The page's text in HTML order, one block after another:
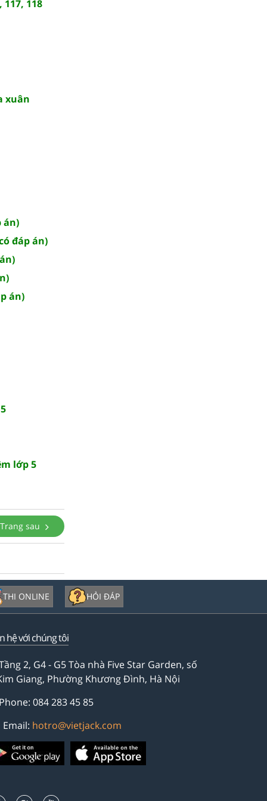
117, 118
xuân
án)
đáp án)
án)
lớp 5
Trang sau
THI ONLINE HỎI ĐÁP
hệ với chúng tôi
2, G4 - G5 Tòa nhà Five Star Garden, số
Giang, Phường Khương Đình, Hà Nội
Phone: 084 283 45 85
Email: hotro@vietjack.com